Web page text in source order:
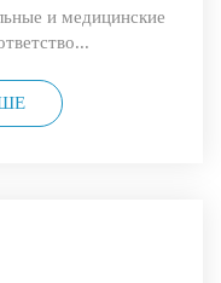
и медицинские